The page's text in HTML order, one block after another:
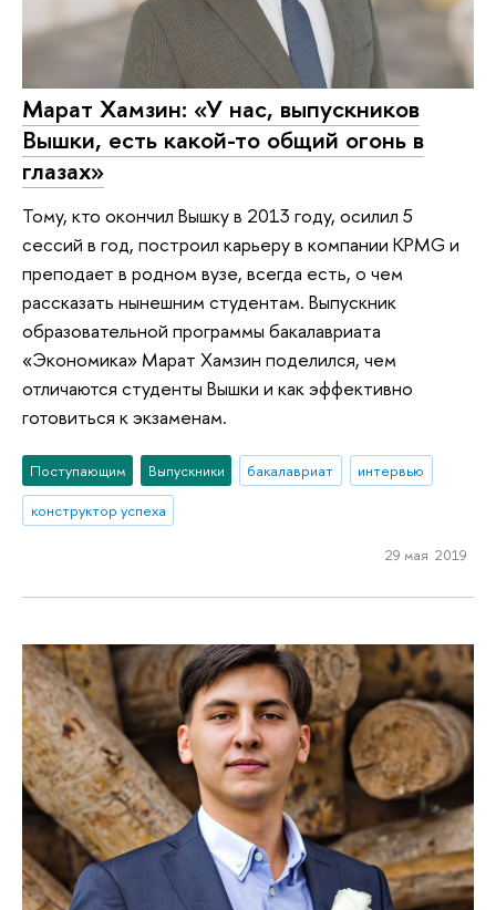
Марат Хамзин: «У нас, выпускников
Вышки, есть какой-то общий огонь в
глазах»
Тому, кто окончил Вышку в 2013 году, осилил 5
сессий в год, построил карьеру в компании KPMG и
преподает в родном вузе, всегда есть, о чем
рассказать нынешним студентам. Выпускник
образовательной программы бакалавриата
«Экономика» Марат Хамзин поделился, чем
отличаются студенты Вышки и как эффективно
готовиться к экзаменам.
Поступающим Выпускники бакалавриат
интервью
конструктор успеха
29 мая 2019